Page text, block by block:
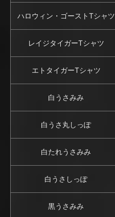
ハロウィン・ゴーストTシャツ
レイジタイガーTシャツ
エトタイガーTシャツ
白うさみみ
白うさ丸しっぽ
白たれうさみみ
白うさしっぽ
黒うさみみ